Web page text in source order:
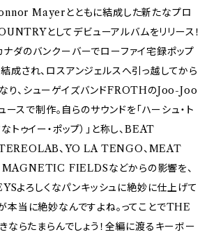
Mayerとともに結成した新たなプロ
としてデビューアルバムをリリース！
ダのバンクーバーでローファイ宅録ポップ
成され、ロスアンジェルスへ引っ越してから
り、シューゲイズバンドFROTHのJoo-Joo
スで制作。自らのサウンドを「ハーシュ・ト
トゥイー・ポップ）」と称し、BEAT
、YO LA TENGO、MEAT
FIELDSなどからの影響を、
よろしくなパンキッシュに絶妙に仕上げて
本当に絶妙なんですよね。ってことでTHE
らたまらんでしょう！全編に渡るキーボー